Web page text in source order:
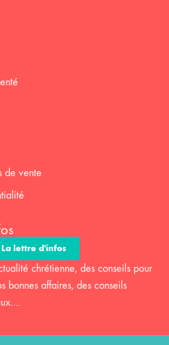
de vente
La lettre d'infos
chrétienne, des conseils pour
bonnes affaires, des conseils